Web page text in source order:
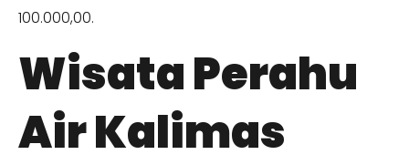
100.000,00.
Wisata Perahu
Air Kalimas